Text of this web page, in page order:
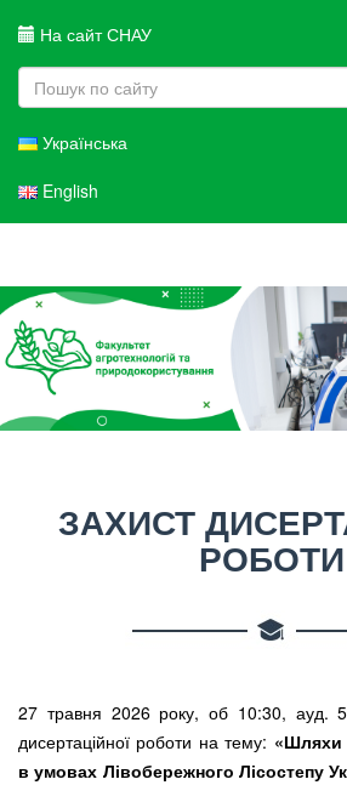
На сайт СНАУ
Українська
English
ЗАХИСТ
РОБОТИ
27 травня 2026 року, об 10:30, ауд.
дисертаційної роботи на тему: «Шляхи
в умовах Лівобережного Лісостепу